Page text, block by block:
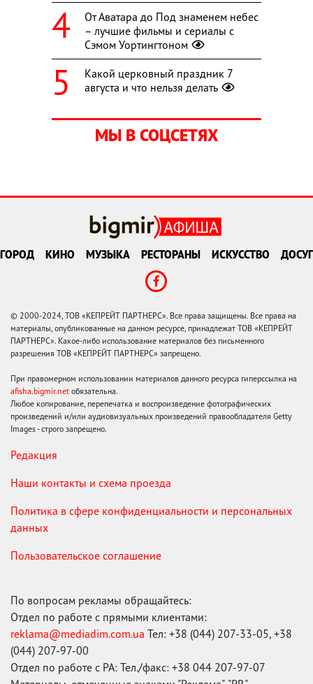
От Аватара до Под знаменем небес
– лучшие фильмы и сериалы с
Сэмом Уортингтоном
Какой церковный праздник 7
августа и что нельзя делать
МЫ В СОЦСЕТЯХ
ГОРОД КИНО МУЗЫКА РЕСТОРАНЫ ИСКУССТВО ДОСУГ
© 2000-2024, ТОВ «КЕПРЕЙТ ПАРТНЕРС». Все права защищены. Все права на
материалы, опубликованные на данном ресурсе, принадлежат ТОВ «КЕПРЕЙТ
ПАРТНЕРС». Какое-либо использование материалов без письменного
разрешения ТОВ «КЕПРЕЙТ ПАРТНЕРС» запрещено.
При правомерном использовании материалов данного ресурса гиперссылка на
afisha.bigmir.net обязательна.
Любое копирование, перепечатка и воспроизведение фотографических
произведений и/или аудиовизуальных произведений правообладателя Getty
Images - строго запрещено.
Редакция
Наши контакты и схема проезда
Политика в сфере конфиденциальности и персональных
данных
Пользовательское соглашение
По вопросам рекламы обращайтесь:
Отдел по работе с прямыми клиентами:
reklama@mediadim.com.ua Тел: +38 (044) 207-33-05, +38
(044) 207-97-00
Отдел по работе с РА: Тел./факс: +38 044 207-97-07